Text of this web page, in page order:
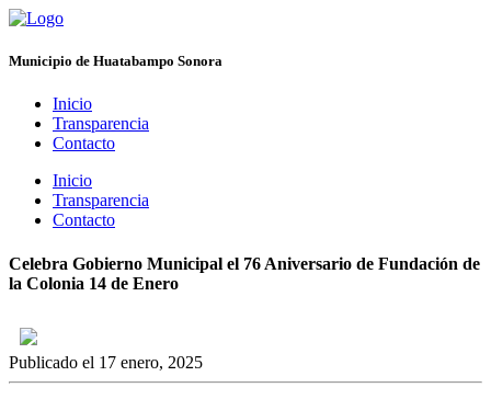
Municipio de Huatabampo Sonora
Inicio
Transparencia
Contacto
Inicio
Transparencia
Contacto
Celebra Gobierno Municipal el 76 Aniversario de Fundación de
la Colonia 14 de Enero
Publicado el 17 enero, 2025